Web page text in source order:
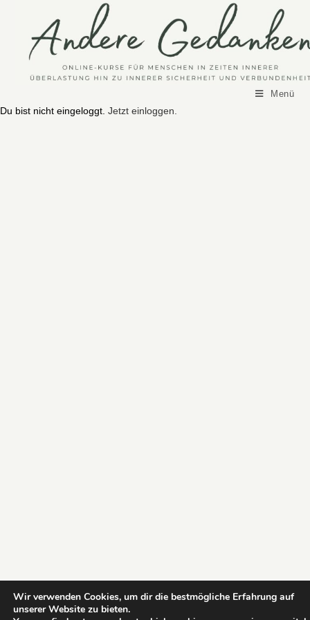
Menü
Du bist nicht eingeloggt. Jetzt einloggen.
Impressum
Wir verwenden Cookies, um dir die bestmögliche Erfahrung auf
unserer Website zu bieten.